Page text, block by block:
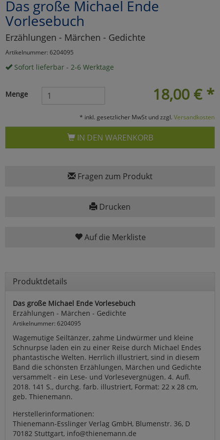
Das große Michael Ende
Vorlesebuch
Erzählungen - Märchen - Gedichte
Artikelnummer: 6204095
Sofort lieferbar - 2-6 Werktage
18,00 € *
Menge
* inkl. gesetzlicher MwSt und zzgl. Versandkosten
IN DEN WARENKORB
Fragen zum Produkt
Drucken
Auf die Merkliste
Produktdetails
Das große Michael Ende Vorlesebuch
Erzählungen - Märchen - Gedichte
Artikelnummer: 6204095
Wagemutige Seiltänzer, zahme Lindwürmer und kleine
Schnurpse laden ein zu einer Reise durch Michael Endes
phantastische Welten. Herrlich illustriert, sind in diesem
Band die schönsten Erzählungen, Märchen und Gedichte
versammelt - ein Lese- und Vorlesevergnügen. 4. Aufl.
2018. 141 S., durchg. farb. illustriert, Format: 22 x 28 cm,
geb. Thienemann.
Herstellerinformationen:
Thienemann-Esslinger Verlag GmbH, Blumenstr. 36, D
70182 Stuttgart, info@thienemann.de
Marketing
Umfragetools
Cookies
Einstellungen speichern
zurückzu Haupptseite